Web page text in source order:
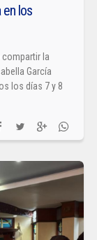
en los
compartir la
García
los días 7 y 8